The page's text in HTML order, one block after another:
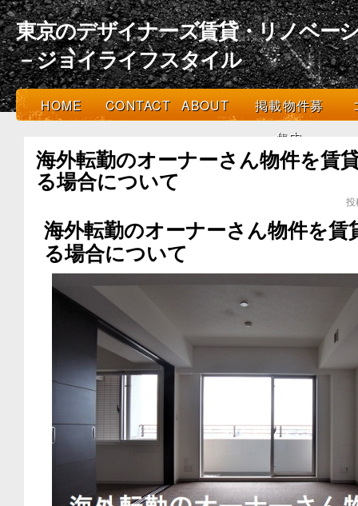
東京のデザイナーズ賃貸・リノベー
－ジョイライフスタイル
HOME CONTACT ABOUT
掲載物件募
集中
海外転勤のオーナーさん物件を賃
る場合について
投
海外転勤のオーナーさん物件を賃
る場合について